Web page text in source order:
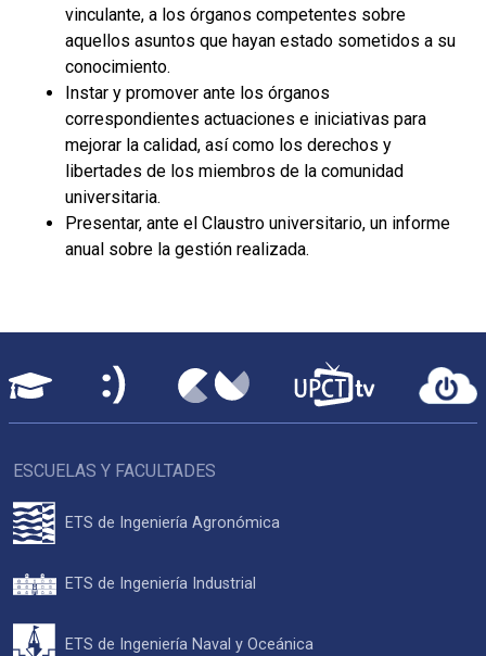
vinculante, a los órganos competentes sobre
aquellos asuntos que hayan estado sometidos a su
conocimiento.
Instar y promover ante los órganos
correspondientes actuaciones e iniciativas para
mejorar la calidad, así como los derechos y
libertades de los miembros de la comunidad
universitaria.
Presentar, ante el Claustro universitario, un informe
anual sobre la gestión realizada.
ESCUELAS Y FACULTADES
ETS de Ingeniería Agronómica
ETS de Ingeniería Industrial
ETS de Ingeniería Naval y Oceánica